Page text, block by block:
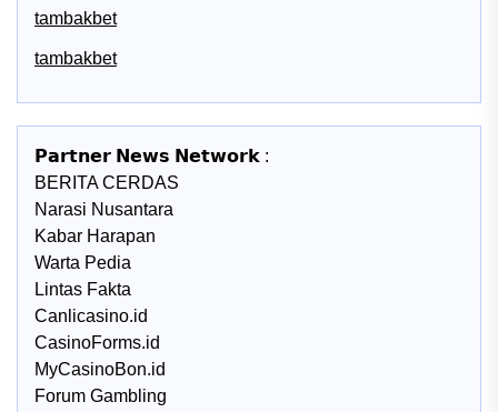
tambakbet
tambakbet
𝗣𝗮𝗿𝘁𝗻𝗲𝗿 𝗡𝗲𝘄𝘀 𝗡𝗲𝘁𝘄𝗼𝗿𝗸 :
BERITA CERDAS
Narasi Nusantara
Kabar Harapan
Warta Pedia
Lintas Fakta
Canlicasino.id
CasinoForms.id
MyCasinoBon.id
Forum Gambling